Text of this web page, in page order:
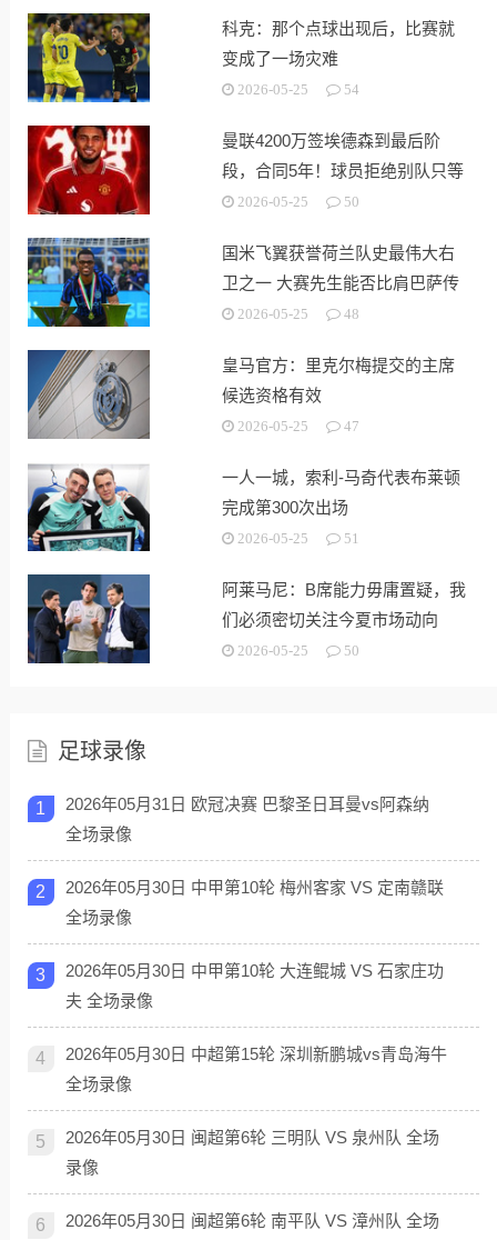
科克：那个点球出现后，比赛就
变成了一场灾难
2026-05-25 54
曼联4200万签埃德森到最后阶
段，合同5年！球员拒绝别队只等
红魔
2026-05-25 50
国米飞翼获誉荷兰队史最伟大右
卫之一 大赛先生能否比肩巴萨传
奇2026-05-25 48
皇马官方：里克尔梅提交的主席
候选资格有效
2026-05-25 47
一人一城，索利-马奇代表布莱顿
完成第300次出场
2026-05-25 51
阿莱马尼：B席能力毋庸置疑，我
们必须密切关注今夏市场动向
2026-05-25 50
足球录像
1
2026年05月31日 欧冠决赛 巴黎圣日耳曼vs阿森纳
全场录像
2
2026年05月30日 中甲第10轮 梅州客家 VS 定南赣联
全场录像
3
2026年05月30日 中甲第10轮 大连鲲城 VS 石家庄功
夫 全场录像
4
2026年05月30日 中超第15轮 深圳新鹏城vs青岛海牛
全场录像
5
2026年05月30日 闽超第6轮 三明队 VS 泉州队 全场
录像
6
2026年05月30日 闽超第6轮 南平队 VS 漳州队 全场